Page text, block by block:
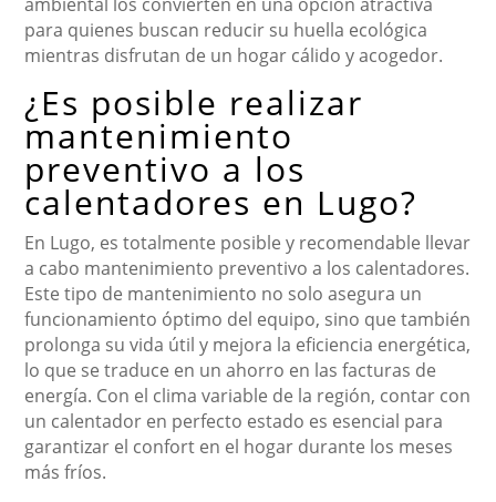
para quienes buscan reducir su huella ecológica
mientras disfrutan de un hogar cálido y acogedor.
¿Es posible realizar
mantenimiento
preventivo a los
calentadores en Lugo?
En Lugo, es totalmente posible y recomendable llevar
a cabo mantenimiento preventivo a los calentadores.
Este tipo de mantenimiento no solo asegura un
funcionamiento óptimo del equipo, sino que también
prolonga su vida útil y mejora la eficiencia energética,
lo que se traduce en un ahorro en las facturas de
energía. Con el clima variable de la región, contar con
un calentador en perfecto estado es esencial para
garantizar el confort en el hogar durante los meses
más fríos.